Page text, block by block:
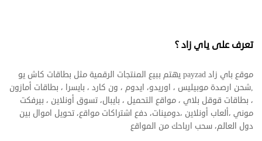
تعرف على ياي زاد ؟
موقع باي زاد payzad يهتم ببيع المنتجات الرقمية مثل بطاقات كاش يو
,شحن ارصدة موبيليس ، اوريدو، ايدوم ، ون كارد ، بايسرا ، بطاقات أمازون
، بطاقات قوقل بلاي ، مواقع التحميل ، بايبال، تسوق أونلاين ، بيرفكت
موني ،ألعاب أونلاين ،دومينات، دفع اشتراكات مواقع، تحويل اموال بين
دول العالم، سحب ارباحك من المواقع